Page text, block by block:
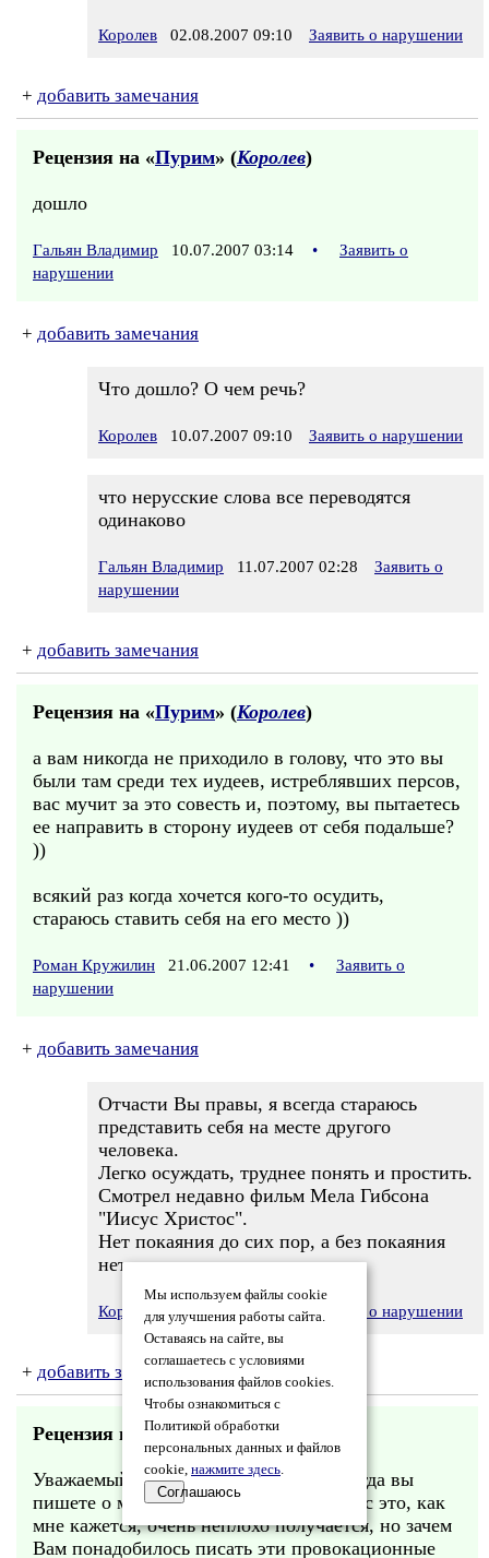
Королев 02.08.2007 09:10 Заявить о нарушении
+ добавить замечания
Рецензия на «Пурим» (Королев)
дошло
Гальян Владимир 10.07.2007 03:14 •
Заявить о
нарушении
+ добавить замечания
Что дошло? О чем речь?
Королев 10.07.2007 09:10 Заявить о нарушении
что нерусские слова все переводятся
одинаково
Гальян Владимир 11.07.2007 02:28
Заявить о
нарушении
+ добавить замечания
Рецензия на «Пурим» (Королев)
а вам никогда не приходило в голову, что это вы
были там среди тех иудеев, истреблявших персов,
вас мучит за это совесть и, поэтому, вы пытаетесь
ее направить в сторону иудеев от себя подальше?
))
всякий раз когда хочется кого-то осудить,
стараюсь ставить себя на его место ))
Роман Кружилин 21.06.2007 12:41 •
Заявить о
нарушении
+ добавить замечания
Отчасти Вы правы, я всегда стараюсь
представить себя на месте другого
человека.
Легко осуждать, труднее понять и простить.
Смотрел недавно фильм Мела Гибсона
"Иисус Христос".
Нет покаяния до сих пор, а без покаяния
нет прощения...
Королев21.06.2007 22:50 Заявить о нарушении
+ добавить замечания
Рецензия на «Пурим» (Королев
Уважаемый Королев! Мне нравится когда вы
пишете о море, любви, сексе итд - у вас это, как
мне кажется, очень неплохо получается, но зачем
Вам понадобилось писать эти провокационные
Мы используем файлы cookie
для улучшения работы сайта.
Оставаясь на сайте, вы
соглашаетесь с условиями
использования файлов cookies.
Чтобы ознакомиться с
Политикой обработки
персональных данных и файлов
cookie, нажмите здесь.
Соглашаюсь